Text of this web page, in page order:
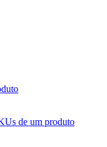
de um produto